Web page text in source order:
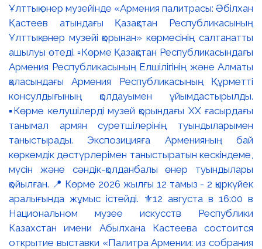
Ұлттық өнер музейінде «Армения палитрасы: Әбілхан
Қастеев атындағы Қазақстан Республикасының
Ұлттық өнер музейі қорынан» көрмесінің салтанатты
ашылуы өтеді. ▫️Көрме Қазақстан Республикасындағы
Армения Республикасының Елшілігінің және Алматы
қаласындағы Армения Республикасының Құрметті
консулдығының қолдауымен ұйымдастырылды.
▪️Көрме келушілерді музей қорындағы ХХ ғасырдағы
танымал армян суретшілерінің туындыларымен
таныстырады. Экспозицияға Арменияның бай
көркемдік дәстүрлерімен таныстыратын кескіндеме,
мүсін және сәндік-қолданбалы өнер туындылары
қойылған. 📍 Көрме 2026 жылғы 12 тамыз - 2 қыркүйек
аралығында жұмыс істейді. ⚜️12 августа в 16:00 в
Национальном музее искусств Республики
Казахстан имени Абылхана Кастеева состоится
открытие выставки «Палитра Армении: из собрания